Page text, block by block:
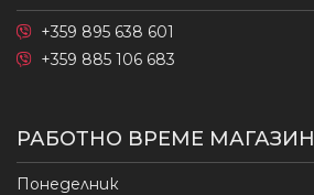
+359 895 638 601
+359 885 106 683
РАБОТНО ВРЕМЕ МАГАЗИН
Понеделник